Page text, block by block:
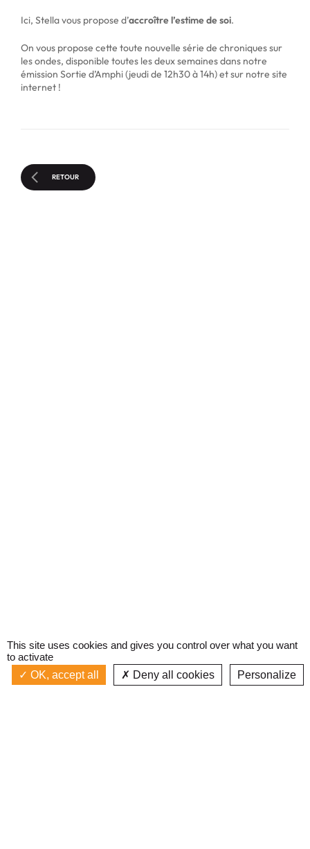
Émission à l'antenne
Ici, Stella vous propose d’accroître l’estime de soi.
On vous propose cette toute nouvelle série de chroniques sur
les ondes, disponible toutes les deux semaines dans notre
émission Sortie d’Amphi (jeudi de 12h30 à 14h) et sur notre site
internet !
RETOUR
Actualités La radio
This site uses cookies and gives you control over what you want
to activate
OK, accept all
Deny all cookies
Personalize